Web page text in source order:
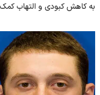
به کاهش کبودی و التهاب